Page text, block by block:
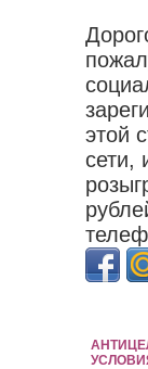
этой
сети,